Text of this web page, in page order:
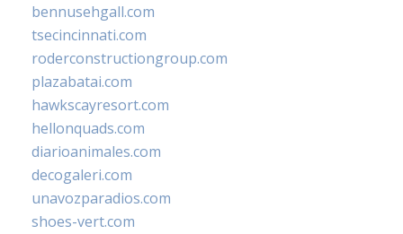
bennusehgall.com
tsecincinnati.com
roderconstructiongroup.com
plazabatai.com
hawkscayresort.com
hellonquads.com
diarioanimales.com
decogaleri.com
unavozparadios.com
shoes-vert.com